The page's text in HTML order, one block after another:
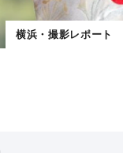
横浜・撮影レポート